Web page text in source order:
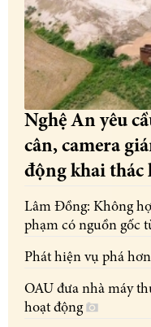
Nghệ An yêu
cân, camera
động khai thác
Lâm Đồng: Không
phạm có nguồn gốc
OAU đưa nhà máy
hoạt động